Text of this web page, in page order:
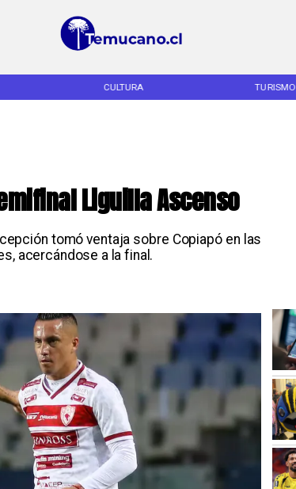
CULTURA TURISMO
Liguilla Ascenso
tomó ventaja sobre Copiapó en las
acercándose a la final.